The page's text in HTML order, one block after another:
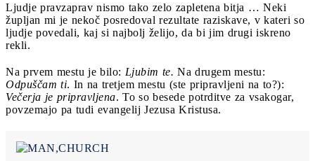
Ljudje pravzaprav nismo tako zelo zapletena bitja … Neki
župljan mi je nekoč posredoval rezultate raziskave, v kateri so
ljudje povedali, kaj si najbolj želijo, da bi jim drugi iskreno
rekli.
Na prvem mestu je bilo: Ljubim te. Na drugem mestu:
Odpuščam ti. In na tretjem mestu (ste pripravljeni na to?):
Večerja je pripravljena. To so besede potrditve za vsakogar,
povzemajo pa tudi evangelij Jezusa Kristusa.